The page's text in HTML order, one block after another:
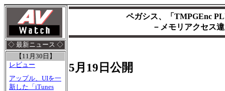
◇ 最新ニュース ◇
【11月30日】
レビュー
アップル、UIを一
新した「iTunes
ペガシス、「TMPGEnc
－メモリアクセス
5月19日公開